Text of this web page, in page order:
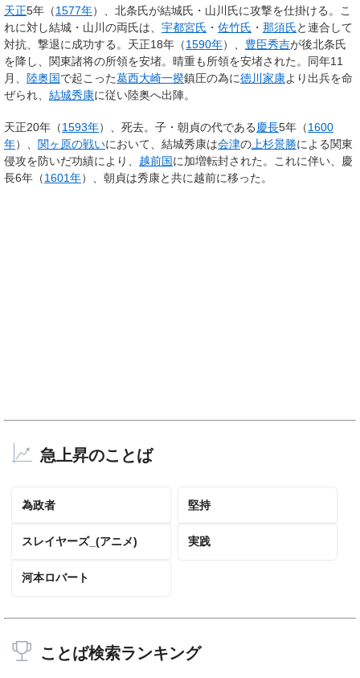
天正5年（1577年）、北条氏が結城氏・山川氏に攻撃を仕掛ける。こ
れに対し結城・山川の両氏は、 宇都宮氏 ・ 佐竹氏 ・ 那須氏と連合して
対抗、撃退に成功する。天正18年（1590年）、 豊臣秀吉が後北条氏
を降し、関東諸将の所領を安堵。晴重も所領を安堵された。同年11
月、 陸奥国で起こった葛西大崎一揆鎮圧の為に徳川家康より出兵を命
ぜられ、 結城秀康に従い陸奥へ出陣。
天正20年（1593年）、死去。子・朝貞の代である慶長5年（1600
年）、 関ヶ原の戦いにおいて、結城秀康は会津の 上杉景勝による関東
侵攻を防いだ功績により、 越前国に加増転封された。これに伴い、慶
長6年（1601年）、朝貞は秀康と共に越前に移った。
急上昇のことば
為政者 堅持
スレイヤーズ_(アニメ) 実践
河本ロバート
ことば検索ランキング